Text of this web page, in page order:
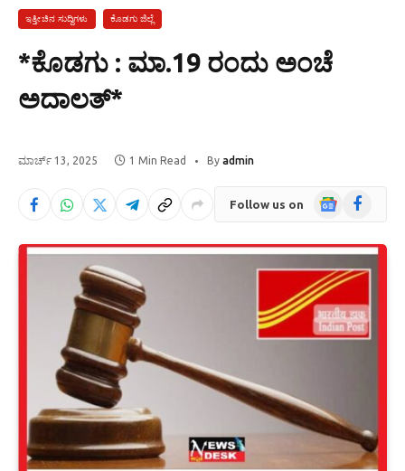
ಇತ್ತೀಚಿನ ಸುದ್ದಿಗಳು ಕೊಡಗು ಜಿಲ್ಲೆ
*ಕೊಡಗು : ಮಾ.19 ರಂದು ಅಂಚೆ
ಅದಾಲತ್*
ಮಾರ್ಚ್ 13, 2025 1 Min Read By admin
Follow us on
GoogleFacebook